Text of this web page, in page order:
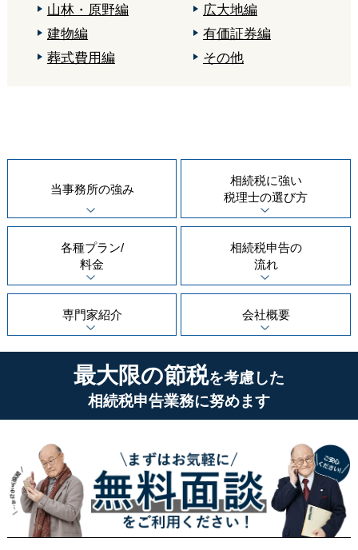
山林・原野編
広大地編
建物編
有価証券編
葬式費用編
その他
当事務所の強み
相続税に強い
税理士の選び方
各種プラン/
料金
相続税申告の
流れ
専門家紹介 会社概要
最大限の節税を考慮した
相続税申告業務に努めます